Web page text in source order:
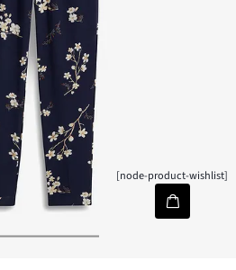
[node-product-wishlist]